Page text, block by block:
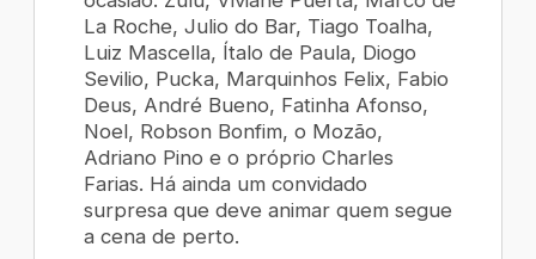
La Roche, Julio do Bar, Tiago Toalha,
Luiz Mascella, Ítalo de Paula, Diogo
Sevilio, Pucka, Marquinhos Felix, Fabio
Deus, André Bueno, Fatinha Afonso,
Noel, Robson Bonfim, o Mozão,
Adriano Pino e o próprio Charles
Farias. Há ainda um convidado
surpresa que deve animar quem segue
a cena de perto.